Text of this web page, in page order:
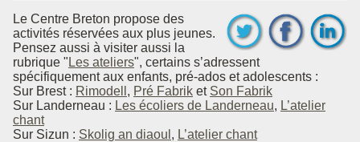
Le Centre Breton propose des
activités réservées aux plus jeunes.
Pensez aussi à visiter aussi la
rubrique " Les ateliers", certains s’adressent
spécifiquement aux enfants, pré-ados et adolescents :
Sur Brest : Rimodell , Pré Fabrik et Son Fabrik
Sur Landerneau : Les écoliers de Landerneau, L’atelier
chant
Sur Sizun : Skolig an diaoul , L’atelier chant